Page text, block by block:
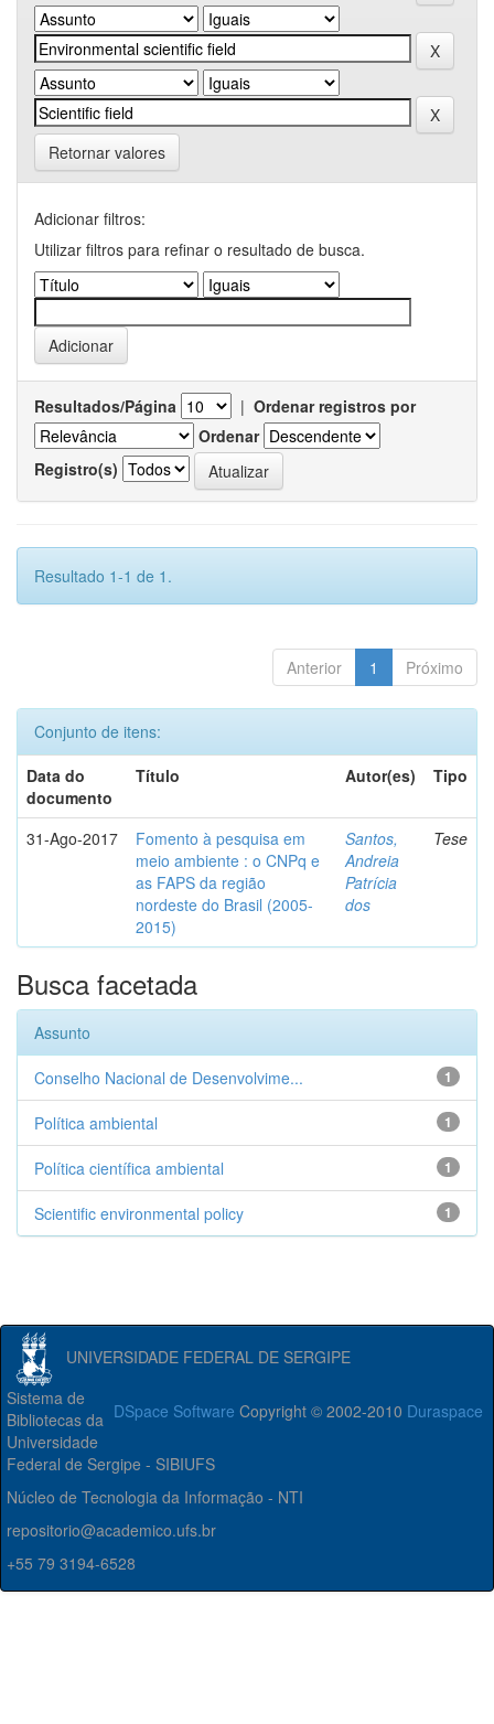
Retornar valores
Adicionar filtros:
Utilizar filtros para refinar o resultado de busca.
Resultados/Página | Ordenar registros por
Ordenar
Registro(s)
Resultado 1-1 de 1.
Anterior 1 Próximo
Conjunto de itens:
Data do
documento
Título Autor(es) Tipo
31-Ago-2017
Fomento à pesquisa em
meio ambiente : o CNPq e
as FAPS da região
nordeste do Brasil (2005-
2015)
Santos,
Andreia
Patrícia
dos
Tese
Busca facetada
Assunto
1
Conselho Nacional de Desenvolvime...
1
Política ambiental
1
Política científica ambiental
1
Scientific environmental policy
UNIVERSIDADE FEDERAL DE SERGIPE
DSpace Software Copyright © 2002-2010 Duraspace
Sistema de
Bibliotecas da
Universidade
Federal de Sergipe - SIBIUFS
Núcleo de Tecnologia da Informação - NTI
repositorio@academico.ufs.br
+55 79 3194-6528